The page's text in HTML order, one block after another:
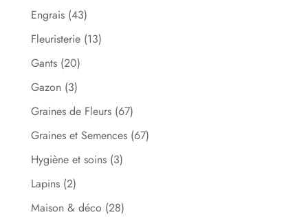
Engrais (43)
Fleuristerie (13)
Gants (20)
Gazon (3)
Graines de Fleurs (67)
Graines et Semences (67)
Hygiène et soins (3)
Lapins (2)
Maison & déco (28)